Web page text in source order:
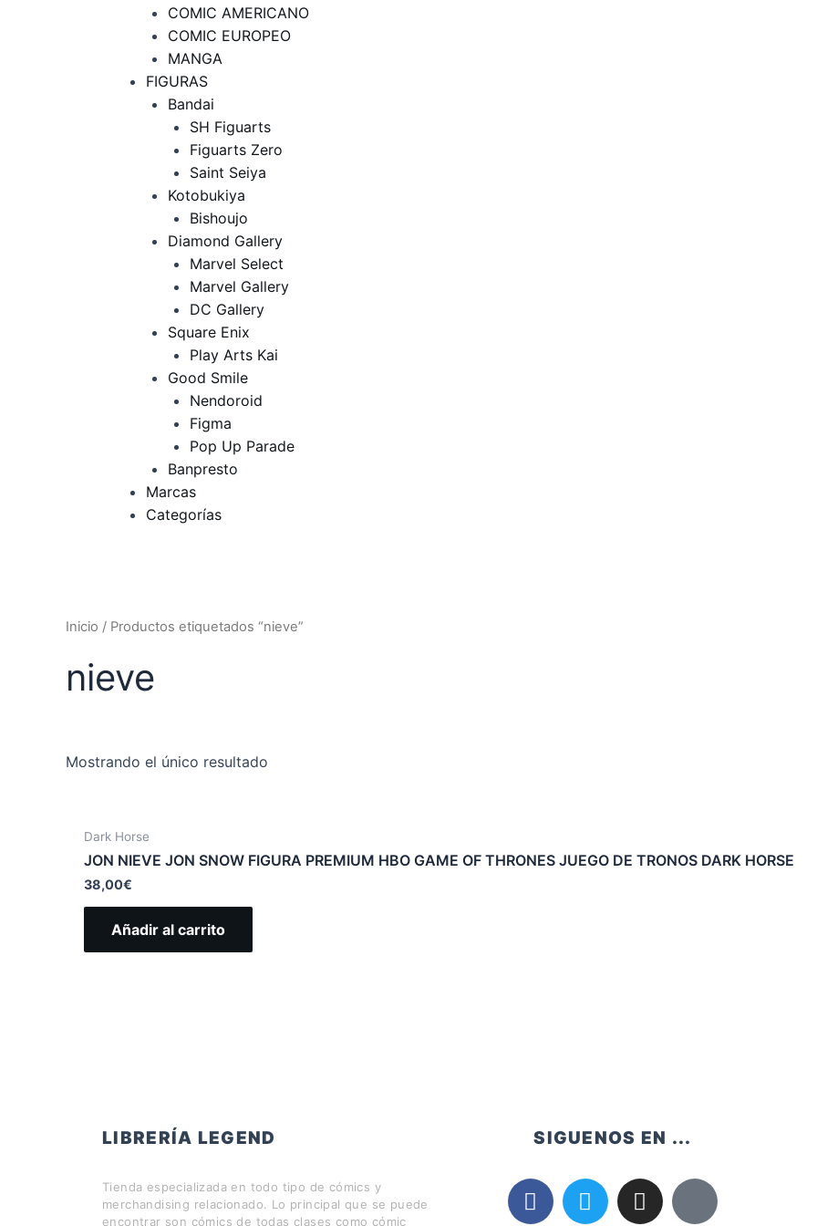
COMIC AMERICANO
COMIC EUROPEO
MANGA
FIGURAS
Bandai
SH Figuarts
Figuarts Zero
Saint Seiya
Kotobukiya
Bishoujo
Diamond Gallery
Marvel Select
Marvel Gallery
DC Gallery
Square Enix
Play Arts Kai
Good Smile
Nendoroid
Figma
Pop Up Parade
Banpresto
Marcas
Categorías
Inicio / Productos etiquetados “nieve”
nieve
Mostrando el único resultado
Dark Horse
JON NIEVE JON SNOW FIGURA PREMIUM HBO GAME OF THRONES JUEGO DE TRONOS DARK HORSE
38,00€
Añadir al carrito
LIBRERÍA LEGEND
Tienda especializada en todo tipo de cómics y
merchandising relacionado. Lo principal que se puede
encontrar son cómics de todas clases como cómic
SIGUENOS EN ...